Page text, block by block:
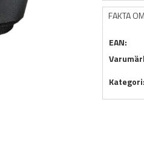
FAKTA
EAN:
Kategori: